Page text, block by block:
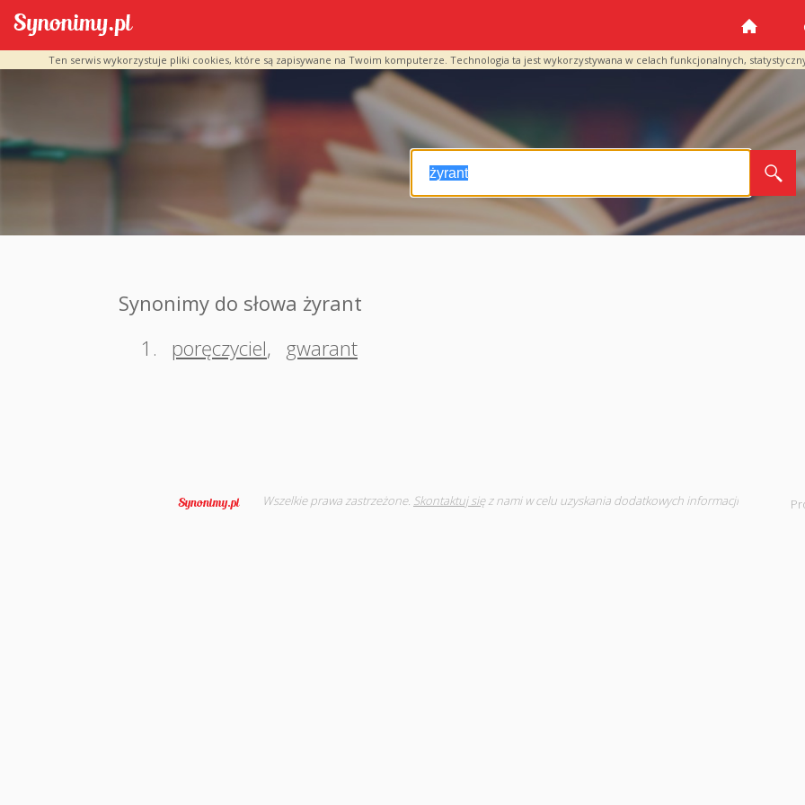
Ten serwis wykorzystuje pliki cookies, które są zapisywane na Twoim komputerze. Technologia ta jest wykorzystywana w celach funkcjonalnych,
Synonimy do słowa żyrant
1.
poręczyciel, gwarant
Wszelkie prawa zastrzeżone. Skontaktuj sięz nami w celu uzyskania dodatkowych informacji